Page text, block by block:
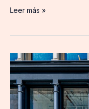
Leer más »
Pacsun
implementa
con
éxito
Manhattan